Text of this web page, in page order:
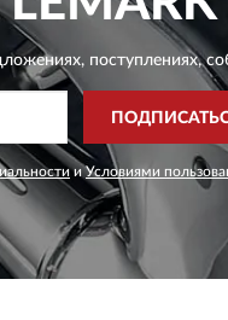
поступлениях,
иУсловиями